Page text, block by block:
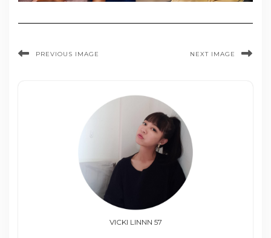
PREVIOUS IMAGE NEXT IMAGE
VICKI LINNN 57